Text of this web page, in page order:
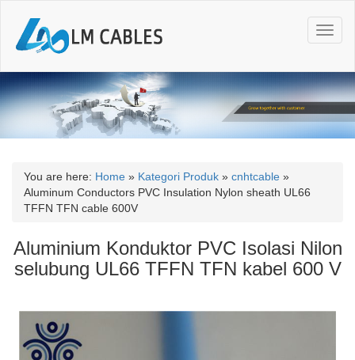
T
o
g
l
n
a
o
n
You are here: Home » Kategori Produk » cnhtcable »
Aluminum Conductors PVC Insulation Nylon sheath UL66
TFFN TFN cable 600V
Aluminium Konduktor PVC Isolasi Nilon
selubung UL66 TFFN TFN kabel 600 V